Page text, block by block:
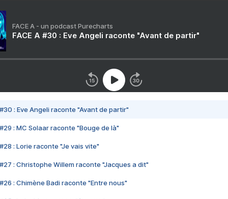
FACE A - un podcast Purecharts
FACE A #30 : Eve Angeli raconte "Avant de partir"
#30 : Eve Angeli raconte "Avant de partir"
#29 : MC Solaar raconte "Bouge de là"
#28 : Lorie raconte "Je vais vite"
#27 : Christophe Willem raconte "Jacques a dit"
#26 : Chimène Badi raconte "Entre nous"